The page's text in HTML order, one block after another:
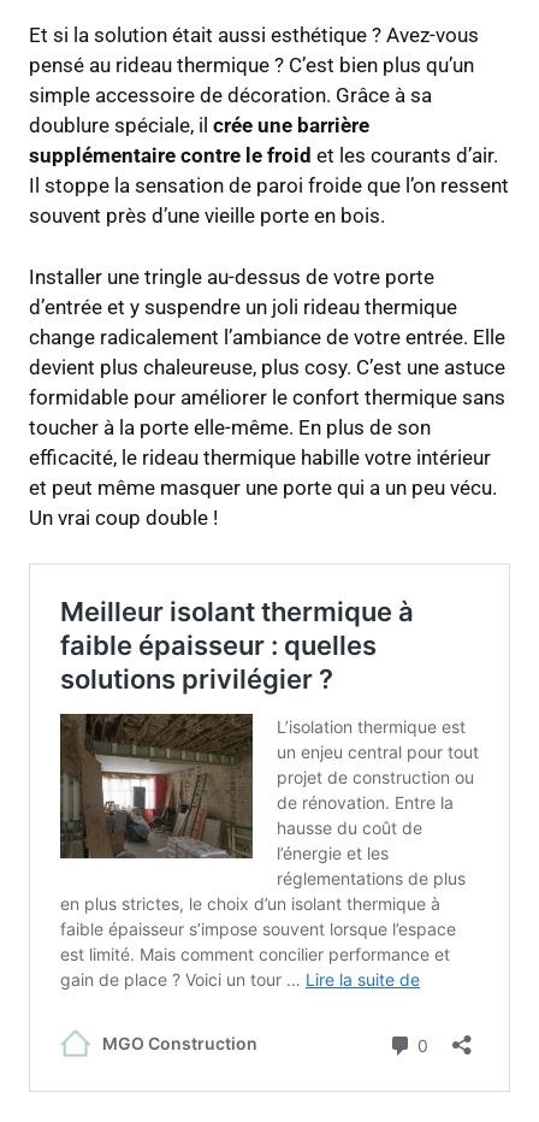
Et si la solution était aussi esthétique ? Avez-vous
pensé au rideau thermique ? C’est bien plus qu’un
simple accessoire de décoration. Grâce à sa
doublure spéciale, il crée une barrière
supplémentaire contre le froid et les courants d’air.
Il stoppe la sensation de paroi froide que l’on ressent
souvent près d’une vieille porte en bois.
Installer une tringle au-dessus de votre porte
d’entrée et y suspendre un joli rideau thermique
change radicalement l’ambiance de votre entrée. Elle
devient plus chaleureuse, plus cosy. C’est une astuce
formidable pour améliorer le confort thermique sans
toucher à la porte elle-même. En plus de son
efficacité, le rideau thermique habille votre intérieur
et peut même masquer une porte qui a un peu vécu.
Un vrai coup double !